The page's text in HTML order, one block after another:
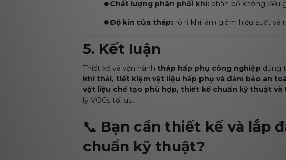
⏺️Chất lượng phân phối khí: phân bố không đều
⏺️Độ kín của tháp: rò rỉ khí làm giảm hiệu suất và
5. Kết luận
Thiết kế và vận hành tháp hấp phụ công nghiệp đúng
khí thải, tiết kiệm vật liệu hấp phụ và đảm bảo an
vật liệu chế tạo phù hợp, thiết kế chuẩn kỹ thuật
lý VOCs tối ưu.
📞 Bạn cần thiết kế và lắp
chuẩn kỹ thuật?